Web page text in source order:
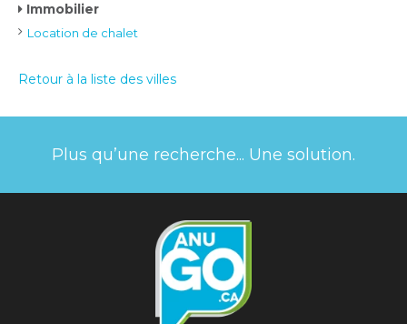
Immobilier
Location de chalet
Retour à la liste des villes
Plus qu’une recherche... Une solution.